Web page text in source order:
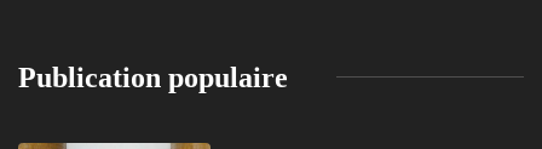
Publication populaire